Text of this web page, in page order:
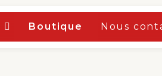
Boutique Nous